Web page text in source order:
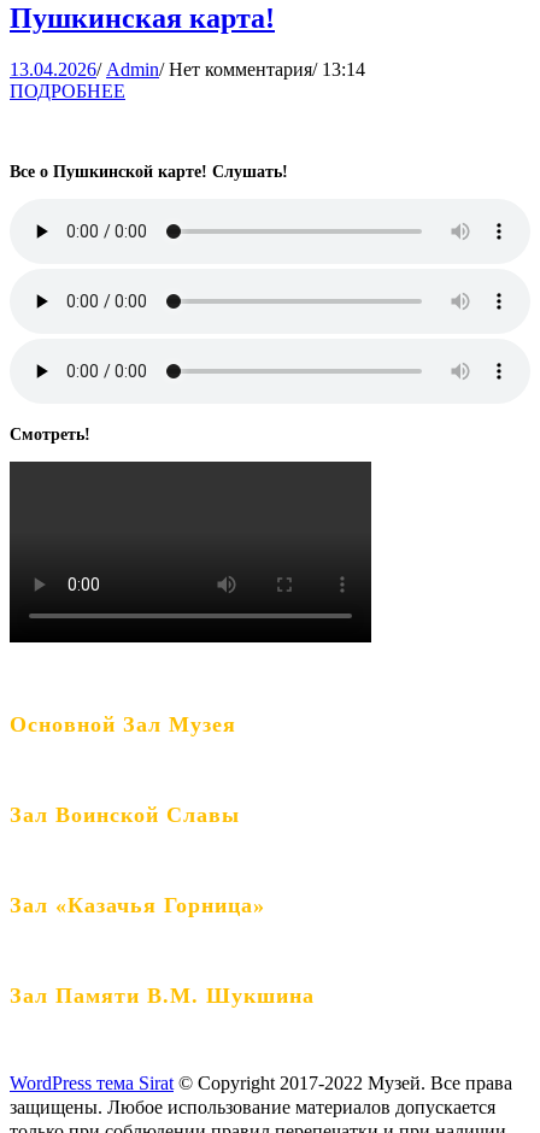
Пушкинская карта!
13.04.202613.04.2026
/ AdminAdmin
/ Нет комментария/ 13:14
ПОДРОБНЕЕ
Все о Пушкинской карте! Слушать!
Смотреть!
Основной Зал Музея
Зал Воинской Славы
Зал «Казачья Горница»
Зал Памяти В.М. Шукшина
WordPress тема Sirat © Copyright 2017-2022 Музей. Все права
защищены. Любое использование материалов допускается